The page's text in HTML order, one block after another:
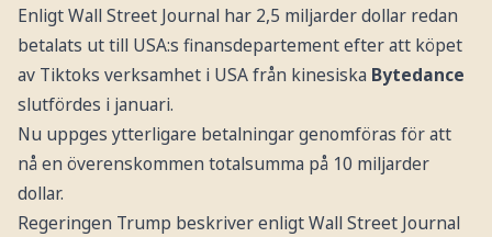
Enligt Wall Street Journal har 2,5 miljarder dollar redan
betalats ut till USA:s finansdepartement efter att köpet
av Tiktoks verksamhet i USA från kinesiska Bytedance
slutfördes i januari.
Nu uppges ytterligare betalningar genomföras för att
nå en överenskommen totalsumma på 10 miljarder
dollar.
Regeringen Trump beskriver enligt Wall Street Journal